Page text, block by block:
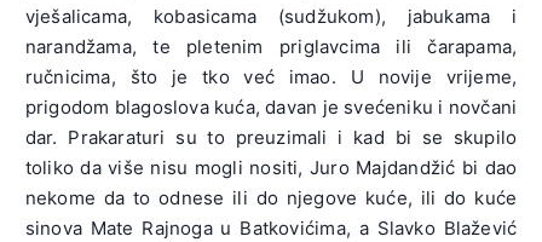
vješalicama, kobasicama (sudžukom), jabukama i
narandžama, te pletenim priglavcima ili čarapama,
ručnicima, što je tko već imao. U novije vrijeme,
prigodom blagoslova kuća, davan je svećeniku i novčani
dar. Prakaraturi su to preuzimali i kad bi se skupilo
toliko da više nisu mogli nositi, Juro Majdandžić bi dao
nekome da to odnese ili do njegove kuće, ili do kuće
sinova Mate Rajnoga u Batkovićima, a Slavko Blažević